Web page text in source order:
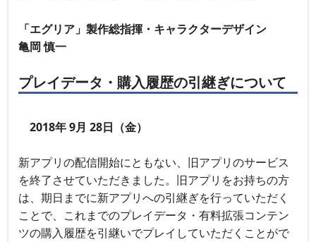
「エグリア」製作総指揮・キャラクターデザイン
亀岡 慎一
プレイデータ・購入履歴の引継ぎについて
2018年 9月 28日（金）
新アプリの配信開始にともない、旧アプリのサービス
を終了させていただきました。旧アプリをお持ちの方
は、期日までに新アプリへの引継ぎを行っていただく
ことで、これまでのプレイデータ・有料拡張コンテン
ツの購入履歴を引継いでプレイしていただくことがで